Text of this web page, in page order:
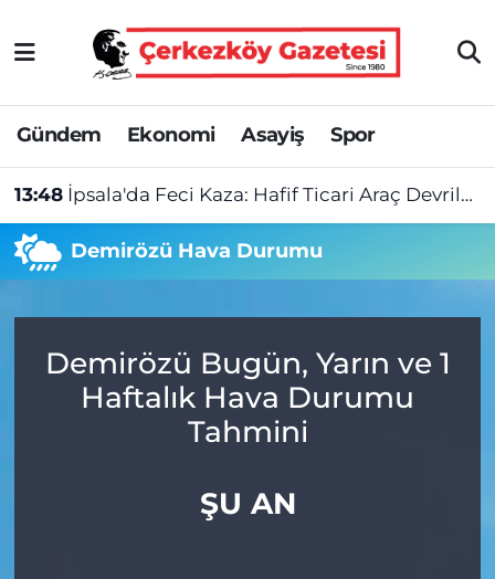
Gündem Ekonomi Asayiş Spor
13:48 İpsala'da Feci Kaza: Hafif Ticari Araç Devrildi, 1 Ölü 1 Yaralı
Demirözü Hava Durumu
Demirözü Bugün, Yarın ve 1
Haftalık Hava Durumu
Tahmini
ŞU AN
Asayiş
Ekonomi
Gündem
Haber
Manşet
Tekirdağ Nöbetçi Eczaneler
Tekirdağ Hava Durumu
Tekirdağ Namaz Vakitleri
Tekirdağ Trafik Yoğunluk Haritası
Tüm Manşetler
Son Dakika Haberleri